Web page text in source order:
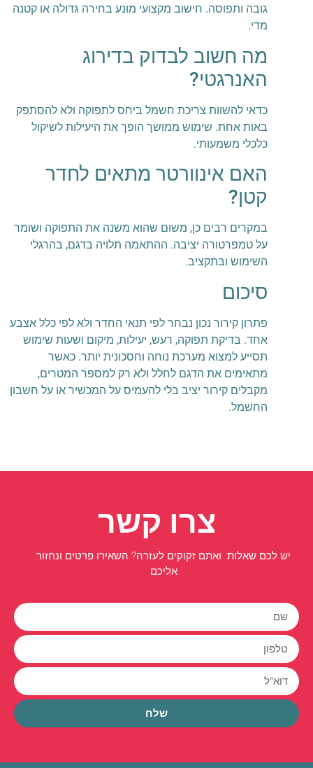
גובה ותפוסה. חישוב מקצועי מונע בחירה גדולה או קטנה
מדי.
מה חשוב לבדוק בדירוג
האנרגטי?
כדאי להשוות צריכת חשמל ביחס לתפוקה ולא להסתפק
באות אחת. שימוש ממושך הופך את היעילות לשיקול
כלכלי משמעותי.
האם אינוורטר מתאים לחדר
קטן?
במקרים רבים כן, משום שהוא משנה את התפוקה ושומר
על טמפרטורה יציבה. ההתאמה תלויה בדגם, בהרגלי
השימוש ובתקציב.
סיכום
פתרון קירור נכון נבחר לפי תנאי החדר ולא לפי כלל אצבע
אחד. בדיקת תפוקה, רעש, יעילות, מיקום ושעות שימוש
תסייע למצוא מערכת נוחה וחסכונית יותר. כאשר
מתאימים את הדגם לחלל ולא רק למספר המטרים,
מקבלים קירור יציב בלי להעמיס על המכשיר או על חשבון
החשמל.
צרו קשר
יש לכם שאלות ואתם זקוקים לעזרה? השאירו פרטים ונחזור
אליכם
שלח